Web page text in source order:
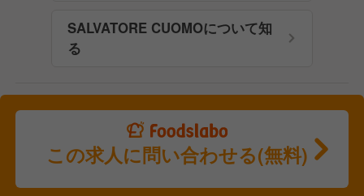
SALVATORE CUOMOについて知
る
この求人に問い合わせる(無料)